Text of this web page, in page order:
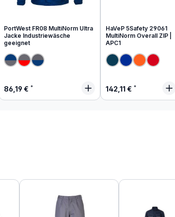
PortWest FR08 MultiNorm Ultra
Jacke Industriewäsche
geeignet
Regulärer Preis:
86,19 €
HaVeP 5Safety 29061
MultiNorm Overall ZIP |
APC1
Regulärer Preis:
142,11 €